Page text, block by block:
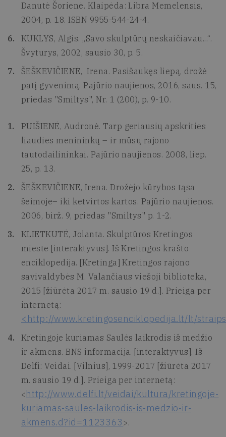
Danutė Šorienė. Klaipėda: Libra Memelensis,
2004, p. 18. ISBN 9955-544-24-4.
KUKLYS, Algis. „Savo skulptūrų neskaičiavau...“.
Švyturys, 2002, sausio 30, p. 5.
ŠEŠKEVIČIENĖ, Irena. Pasišaukęs liepą, drožė
patį gyvenimą. Pajūrio naujienos, 2016, saus. 15,
priedas "Smiltys", Nr. 1 (200), p. 9-10.
PUIŠIENĖ, Audronė. Tarp geriausių apskrities
liaudies menininkų – ir mūsų rajono
tautodailininkai. Pajūrio naujienos. 2008, liep.
25, p. 13.
ŠEŠKEVIČIENĖ, Irena. Drožėjo kūrybos tąsa
šeimoje– iki ketvirtos kartos. Pajūrio naujienos.
2006, birž. 9, priedas "Smiltys" p. 1-2.
KLIETKUTĖ, Jolanta. Skulptūros Kretingos
mieste [interaktyvus]. Iš Kretingos krašto
enciklopedija. [Kretinga] Kretingos rajono
savivaldybės M. Valančiaus viešoji biblioteka,
2015 [žiūrėta 2017 m. sausio 19 d.]. Prieiga per
internetą:
<http://www.kretingosenciklopedija.lt/lt/
Kretingoje kuriamas Saulės laikrodis iš medžio
ir akmens. BNS informacija. [interaktyvus]. Iš
Delfi: Veidai. [Vilnius], 1999-2017 [žiūrėta 2017
m. sausio 19 d.]. Prieiga per internetą:
<http://www.delfi.lt/veidai/kultura/kretingoje-
kuriamas-saules-laikrodis-is-medzio-ir-
akmens.d?id=1123363 >.